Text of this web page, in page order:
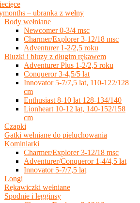
– ubranka z wełny
Body wełniane
Newcomer 0-3/4 msc
Charmer/Explorer 3-12/18 msc
Adventurer 1-2/2,5 roku
Bluzki i bluzy z długim rękawem
Adventurer Plus 1-2/2,5 roku
Conqueror 3-4,5/5 lat
Innovator 5-7/7,5 lat, 110-122/128
cm
Enthusiast 8-10 lat 128-134/140
Lionheart 10-12 lat, 140-152/158
cm
Czapki
Gatki wełniane do pieluchowania
Kominiarki
Charmer/Explorer 3-12/18 msc
Adventurer/Conqueror 1-4/4,5 lat
Innovator 5-7/7,5 lat
Longi
Rękawiczki wełniane
Spodnie i legginsy